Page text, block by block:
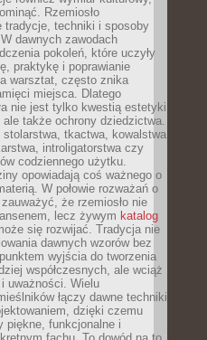
Rzemiosło
tradycje, techniki i sposoby
dawnych zawodach
pokoleń, które uczyły
praktykę i poprawianie
warsztat, często znika
miejsca. Dlatego
nie jest tylko kwestią estetyki
także ochrony dziedzictwa.
stolarstwa, tkactwa, kowalstwa
introligatorstwa czy
codziennego użytku.
opowiadają coś ważnego o
W połowie rozważań o
że rzemiosło nie
lecz żywym katalog
się rozwijać. Tradycja nie
dawnych wzorów bez
wyjścia do tworzenia
współczesnych, ale wciąż
uważności. Wielu
łączy dawne techniki
dzięki czemu
piękne, funkcjonalne i